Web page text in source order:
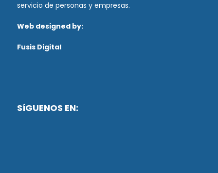
servicio de personas y empresas.
Web designed by:
Fusis Digital
SíGUENOS EN: